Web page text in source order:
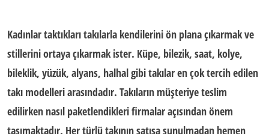
Kadınlar taktıkları takılarla kendilerini ön plana çıkarmak ve
stillerini ortaya çıkarmak ister. Küpe, bilezik, saat, kolye,
bileklik, yüzük, alyans, halhal gibi takılar en çok tercih edilen
takı modelleri arasındadır. Takıların müşteriye teslim
edilirken nasıl paketlendikleri firmalar açısından önem
taşımaktadır. Her türlü takının satışa sunulmadan hemen